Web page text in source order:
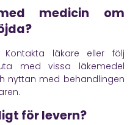
medicin om
läkare eller följ
med vissa läkemedel
nyttan med behandlingen
för levern?